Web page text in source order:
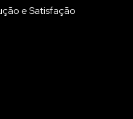
e Satisfação